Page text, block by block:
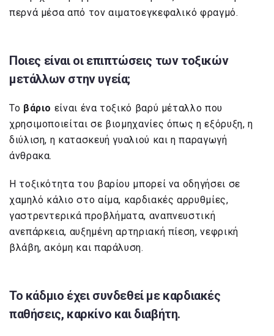
περνά μέσα από τον αιματοεγκεφαλικό φραγμό.
Ποιες είναι οι επιπτώσεις των τοξικών
μετάλλων στην υγεία;
Το βάριο είναι ένα τοξικό βαρύ μέταλλο που
χρησιμοποιείται σε βιομηχανίες όπως η εξόρυξη, η
διύλιση, η κατασκευή γυαλιού και η παραγωγή
άνθρακα.
Η τοξικότητα του βαρίου μπορεί να οδηγήσει σε
χαμηλό κάλιο στο αίμα, καρδιακές αρρυθμίες,
γαστρεντερικά προβλήματα, αναπνευστική
ανεπάρκεια, αυξημένη αρτηριακή πίεση, νεφρική
βλάβη, ακόμη και παράλυση.
Το κάδμιο έχει συνδεθεί με καρδιακές
παθήσεις, καρκίνο και διαβήτη.